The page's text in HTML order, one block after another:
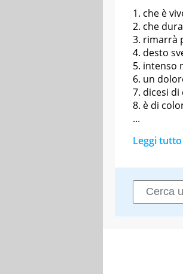
che è
che
rimarrà
desto
intenso
un
dicesi
è di
...
Leggi tutto